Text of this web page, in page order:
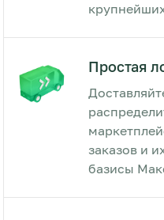
Простая
заказов и
базисы